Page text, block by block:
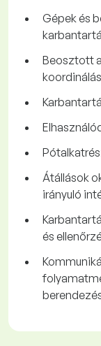
Gépek és
Beosztott
Átállások
irányuló
és